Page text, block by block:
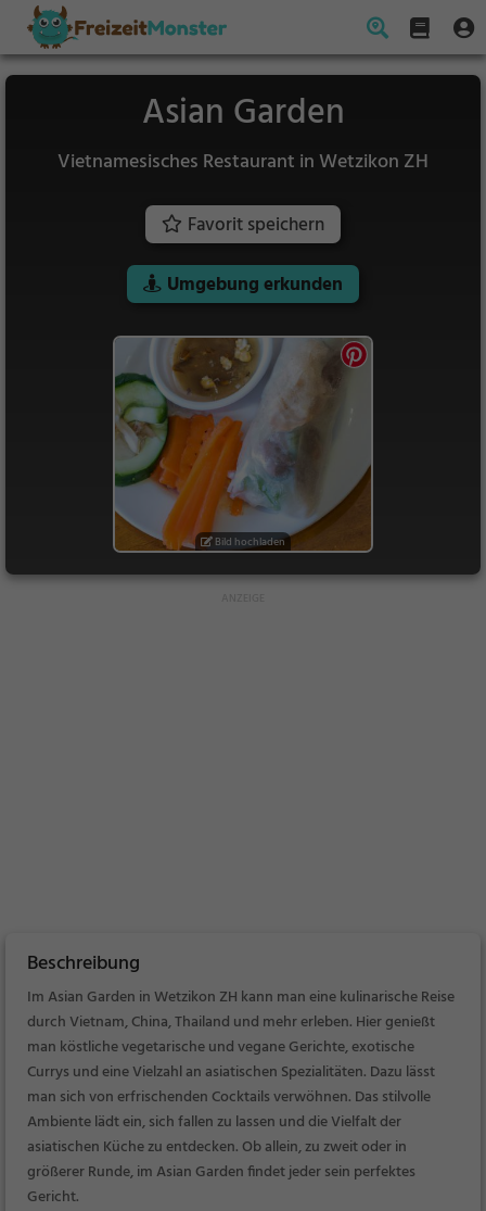
Asian Garden
Vietnamesisches Restaurant in Wetzikon ZH
Favorit speichern
Umgebung erkunden
Bild hochladen
Beschreibung
Im Asian Garden in Wetzikon ZH kann man eine kulinarische Reise
durch Vietnam, China, Thailand und mehr erleben. Hier genießt
man köstliche vegetarische und vegane Gerichte, exotische
Currys und eine Vielzahl an asiatischen Spezialitäten. Dazu lässt
man sich von erfrischenden Cocktails verwöhnen. Das stilvolle
Ambiente lädt ein, sich fallen zu lassen und die Vielfalt der
asiatischen Küche zu entdecken. Ob allein, zu zweit oder in
größerer Runde, im Asian Garden findet jeder sein perfektes
Gericht.